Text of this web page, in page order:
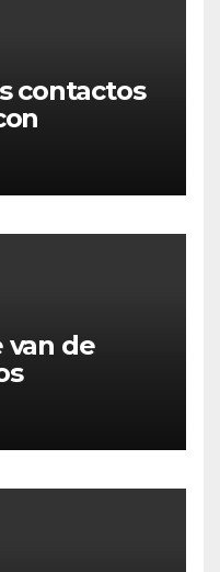
contactos
socio
de
van de
un 21%
pasado